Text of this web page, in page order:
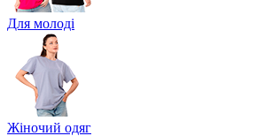
Для молоді
Жіночий одяг